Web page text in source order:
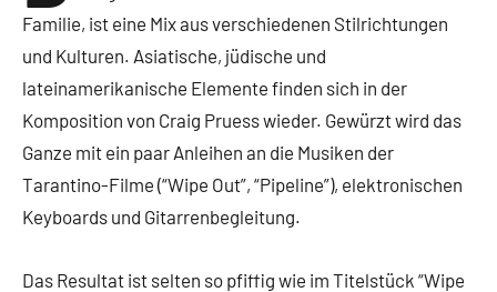
Familie, ist eine Mix aus verschiedenen Stilrichtungen
und Kulturen. Asiatische, jüdische und
lateinamerikanische Elemente finden sich in der
Komposition von Craig Pruess wieder. Gewürzt wird das
Ganze mit ein paar Anleihen an die Musiken der
Tarantino-Filme (“Wipe Out”, “Pipeline”), elektronischen
Keyboards und Gitarrenbegleitung.
Das Resultat ist selten so pfiffig wie im Titelstück “Wipe